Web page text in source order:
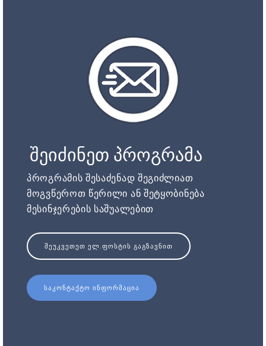
შეიძინეთ პროგრამა
პროგრამის შესაძენად შეგიძლიათ
მოგვწეროთ წერილი ან შეტყობინება
მესინჯერების საშუალებით
ᲨᲔᲣᲙᲕᲔᲗᲔᲗ ᲔᲚ.ᲤᲝᲡᲢᲘᲡ ᲒᲐᲒᲖᲐᲕᲜᲘᲗ
ᲡᲐᲙᲝᲜᲢᲐᲥᲢᲝ ᲘᲜᲤᲝᲠᲛᲐᲪᲘᲐ